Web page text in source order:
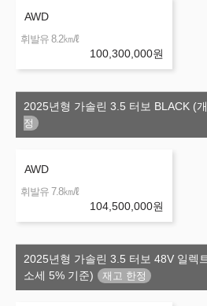
AWD
휘발유 8.2㎞/ℓ
100,300,000원
2025년형 가솔린 3.5 터보 BLACK (
AWD
휘발유 7.8㎞/ℓ
104,500,000원
2025년형 가솔린 3.5 터보 48V 일렉
소세 5% 기준)